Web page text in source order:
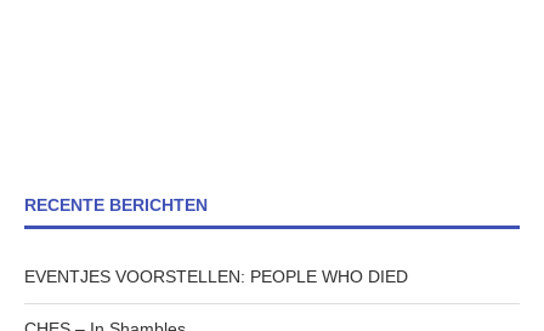
RECENTE BERICHTEN
EVENTJES VOORSTELLEN: PEOPLE WHO DIED